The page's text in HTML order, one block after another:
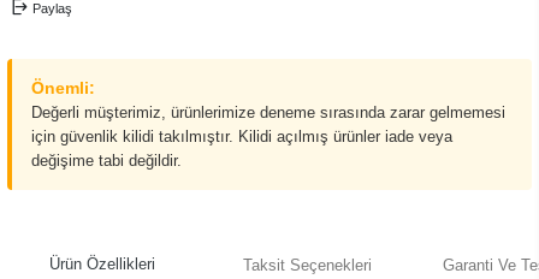
Paylaş
Önemli:
Değerli müşterimiz, ürünlerimize deneme sırasında zarar gelmemesi
için güvenlik kilidi takılmıştır. Kilidi açılmış ürünler iade veya
değişime tabi değildir.
Ürün Özellikleri Taksit Seçenekleri Garanti Ve